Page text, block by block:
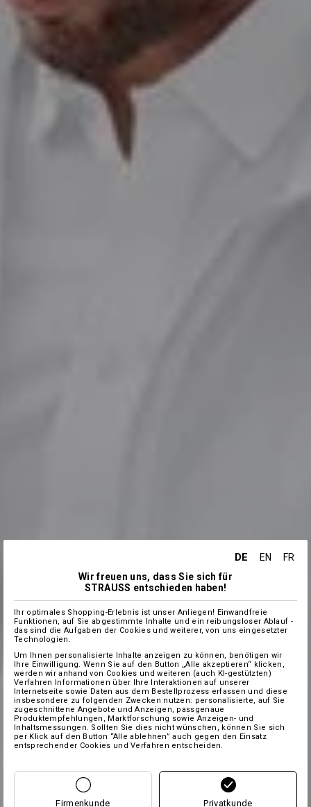
DE EN
FR
Wir freuen uns, dass Sie sich für
STRAUSS entschieden haben!
Ihr optimales Shopping-Erlebnis ist unser Anliegen! Einwandfreie
Funktionen, auf Sie abgestimmte Inhalte und ein reibungsloser Ablauf -
das sind die Aufgaben der Cookies und weiterer, von uns eingesetzter
Technologien.
Um Ihnen personalisierte Inhalte anzeigen zu können, benötigen wir
Ihre Einwilligung. Wenn Sie auf den Button „Alle akzeptieren“ klicken,
werden wir anhand von Cookies und weiteren (auch KI-gestützten)
Verfahren Informationen über Ihre Interaktionen auf unserer
Internetseite sowie Daten aus dem Bestellprozess erfassen und diese
insbesondere zu folgenden Zwecken nutzen: personalisierte, auf Sie
zugeschnittene Angebote und Anzeigen, passgenaue
Produktempfehlungen, Marktforschung sowie Anzeigen- und
Inhaltsmessungen. Sollten Sie dies nicht wünschen, können Sie sich
per Klick auf den Button “Alle ablehnen” auch gegen den Einsatz
entsprechender Cookies und Verfahren entscheiden.
Firmenkunde Privatkunde